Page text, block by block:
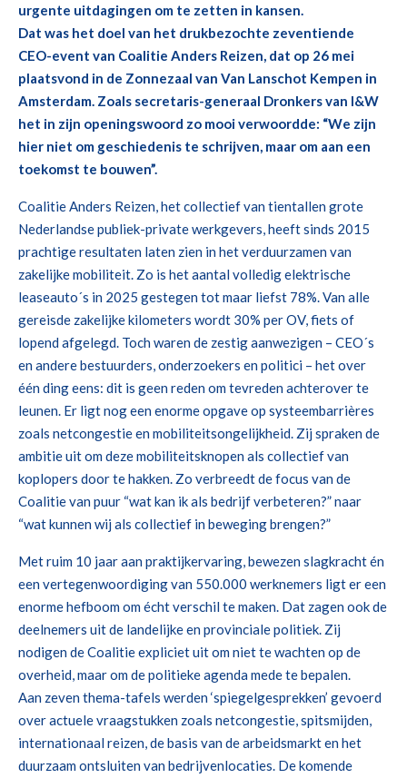
urgente uitdagingen om te zetten in kansen.
Dat was het doel van het drukbezochte zeventiende
CEO-event van Coalitie Anders Reizen, dat op 26 mei
plaatsvond in de Zonnezaal van Van Lanschot Kempen in
Amsterdam. Zoals secretaris-generaal Dronkers van I&W
het in zijn openingswoord zo mooi verwoordde: “We zijn
hier niet om geschiedenis te schrijven, maar om aan een
toekomst te bouwen”.
Coalitie Anders Reizen, het collectief van tientallen grote
Nederlandse publiek-private werkgevers, heeft sinds 2015
prachtige resultaten laten zien in het verduurzamen van
zakelijke mobiliteit. Zo is het aantal volledig elektrische
leaseauto´s in 2025 gestegen tot maar liefst 78%. Van alle
gereisde zakelijke kilometers wordt 30% per OV, fiets of
lopend afgelegd. Toch waren de zestig aanwezigen – CEO´s
en andere bestuurders, onderzoekers en politici – het over
één ding eens: dit is geen reden om tevreden achterover te
leunen. Er ligt nog een enorme opgave op systeembarrières
zoals netcongestie en mobiliteitsongelijkheid. Zij spraken de
ambitie uit om deze mobiliteitsknopen als collectief van
koplopers door te hakken. Zo verbreedt de focus van de
Coalitie van puur “wat kan ik als bedrijf verbeteren?” naar
“wat kunnen wij als collectief in beweging brengen?”
Met ruim 10 jaar aan praktijkervaring, bewezen slagkracht én
een vertegenwoordiging van 550.000 werknemers ligt er een
enorme hefboom om écht verschil te maken. Dat zagen ook de
deelnemers uit de landelijke en provinciale politiek. Zij
nodigen de Coalitie expliciet uit om niet te wachten op de
overheid, maar om de politieke agenda mede te bepalen.
Aan zeven thema-tafels werden ‘spiegelgesprekken’ gevoerd
over actuele vraagstukken zoals netcongestie, spitsmijden,
internationaal reizen, de basis van de arbeidsmarkt en het
duurzaam ontsluiten van bedrijvenlocaties. De komende